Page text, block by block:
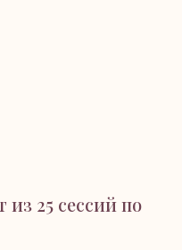
из 25 сессий по